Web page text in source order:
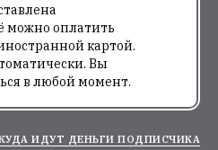
можно оплатить
картой.
Вы
в любой момент.
ИДУТ ДЕНЬГИ ПОДПИСЧИКА